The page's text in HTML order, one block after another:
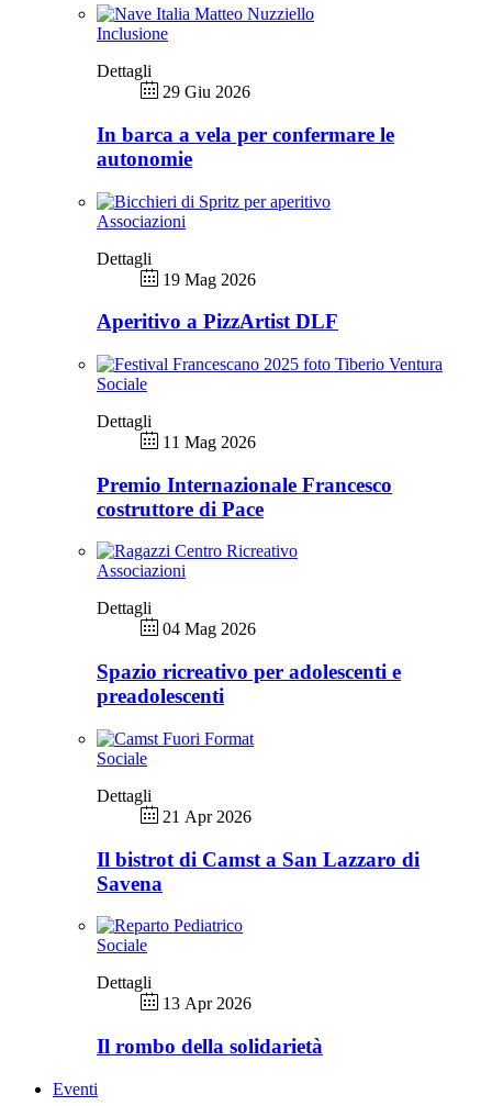
Inclusione
Dettagli
29 Giu 2026
In barca a vela per confermare le
autonomie
Associazioni
Dettagli
19 Mag 2026
Aperitivo a PizzArtist DLF
Sociale
Dettagli
11 Mag 2026
Premio Internazionale Francesco
costruttore di Pace
Associazioni
Dettagli
04 Mag 2026
Spazio ricreativo per adolescenti e
preadolescenti
Sociale
Dettagli
21 Apr 2026
Il bistrot di Camst a San Lazzaro di
Savena
Sociale
Dettagli
13 Apr 2026
Il rombo della solidarietà
Eventi